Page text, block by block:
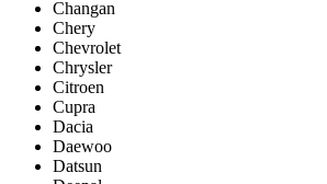
Changan
Chery
Chevrolet
Chrysler
Citroen
Cupra
Dacia
Daewoo
Datsun